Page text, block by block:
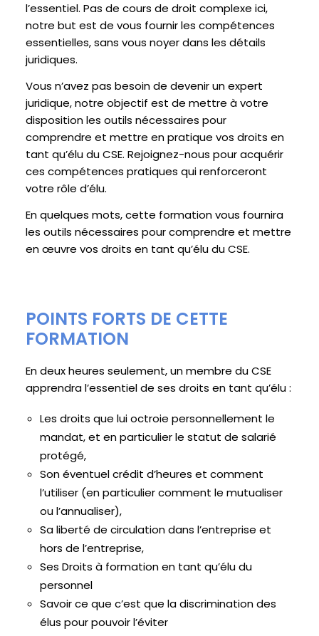
l’essentiel. Pas de cours de droit complexe ici,
notre but est de vous fournir les compétences
essentielles, sans vous noyer dans les détails
juridiques.
Vous n’avez pas besoin de devenir un expert
juridique, notre objectif est de mettre à votre
disposition les outils nécessaires pour
comprendre et mettre en pratique vos droits en
tant qu’élu du CSE. Rejoignez-nous pour acquérir
ces compétences pratiques qui renforceront
votre rôle d’élu.
En quelques mots, cette formation vous fournira
les outils nécessaires pour comprendre et mettre
en œuvre vos droits en tant qu’élu du CSE.
POINTS FORTS DE CETTE
FORMATION
En deux heures seulement, un membre du CSE
apprendra l’essentiel de ses droits en tant qu’élu :
Les droits que lui octroie personnellement le
mandat, et en particulier le statut de salarié
protégé,
Son éventuel crédit d’heures et comment
l’utiliser (en particulier comment le mutualiser
ou l’annualiser),
Sa liberté de circulation dans l’entreprise et
hors de l’entreprise,
Ses Droits à formation en tant qu’élu du
personnel
Savoir ce que c’est que la discrimination des
élus pour pouvoir l’éviter